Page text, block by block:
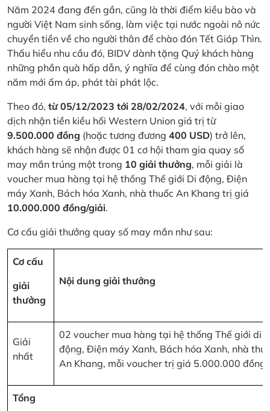
Năm 2024 đang đến gần, cũng là thời điểm kiều bào và
người Việt Nam sinh sống, làm việc tại nước ngoài nô nức
chuyển tiền về cho người thân để chào đón Tết Giáp Thìn.
Thấu hiểu nhu cầu đó, BIDV dành tặng Quý khách hàng
những phần quà hấp dẫn, ý nghĩa để cùng đón chào một
năm mới ấm áp, phát tài phát lộc.
Theo đó, từ 05/12/2023 tới 28/02/2024, với mỗi giao
dịch nhận tiền kiều hối Western Union giá trị từ
9.500.000 đồng (hoặc tương đương 400 USD) trở lên,
khách hàng sẽ nhận được 01 cơ hội tham gia quay số
may mắn trúng một trong 10 giải thưởng, mỗi giải là
voucher mua hàng tại hệ thống Thế giới Di động, Điện
máy Xanh, Bách hóa Xanh, nhà thuốc An Khang trị giá
10.000.000 đồng/giải.
Cơ cấu giải thưởng quay số may mắn như sau:
Cơ cấu
giải
thưởng
Nội dung giải thưởng
Giải
nhất
02 voucher mua hàng tại hệ thống Thế giới di
động, Điện máy Xanh, Bách hóa Xanh, nhà
An Khang, mỗi voucher trị giá 5.000.000 đồng
Tổng